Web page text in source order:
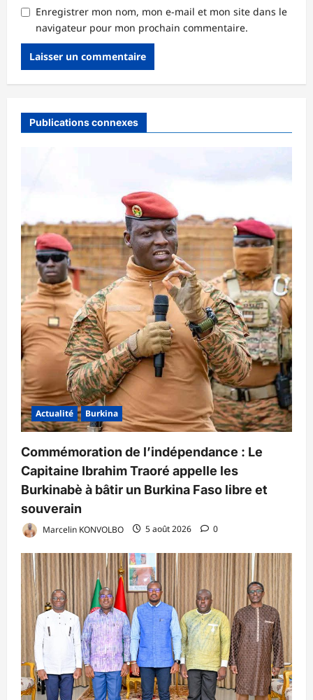
Enregistrer mon nom, mon e-mail et mon site dans le
navigateur pour mon prochain commentaire.
Publications connexes
Actualité Burkina
Commémoration de l’indépendance : Le
Capitaine Ibrahim Traoré appelle les
Burkinabè à bâtir un Burkina Faso libre et
souverain
Marcelin KONVOLBO 5 août 2026 0